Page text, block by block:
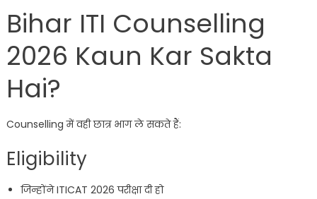
Bihar ITI Counselling
2026 Kaun Kar Sakta
Hai?
Counselling में वही छात्र भाग ले सकते हैं:
Eligibility
जिन्होंने ITICAT 2026 परीक्षा दी हो